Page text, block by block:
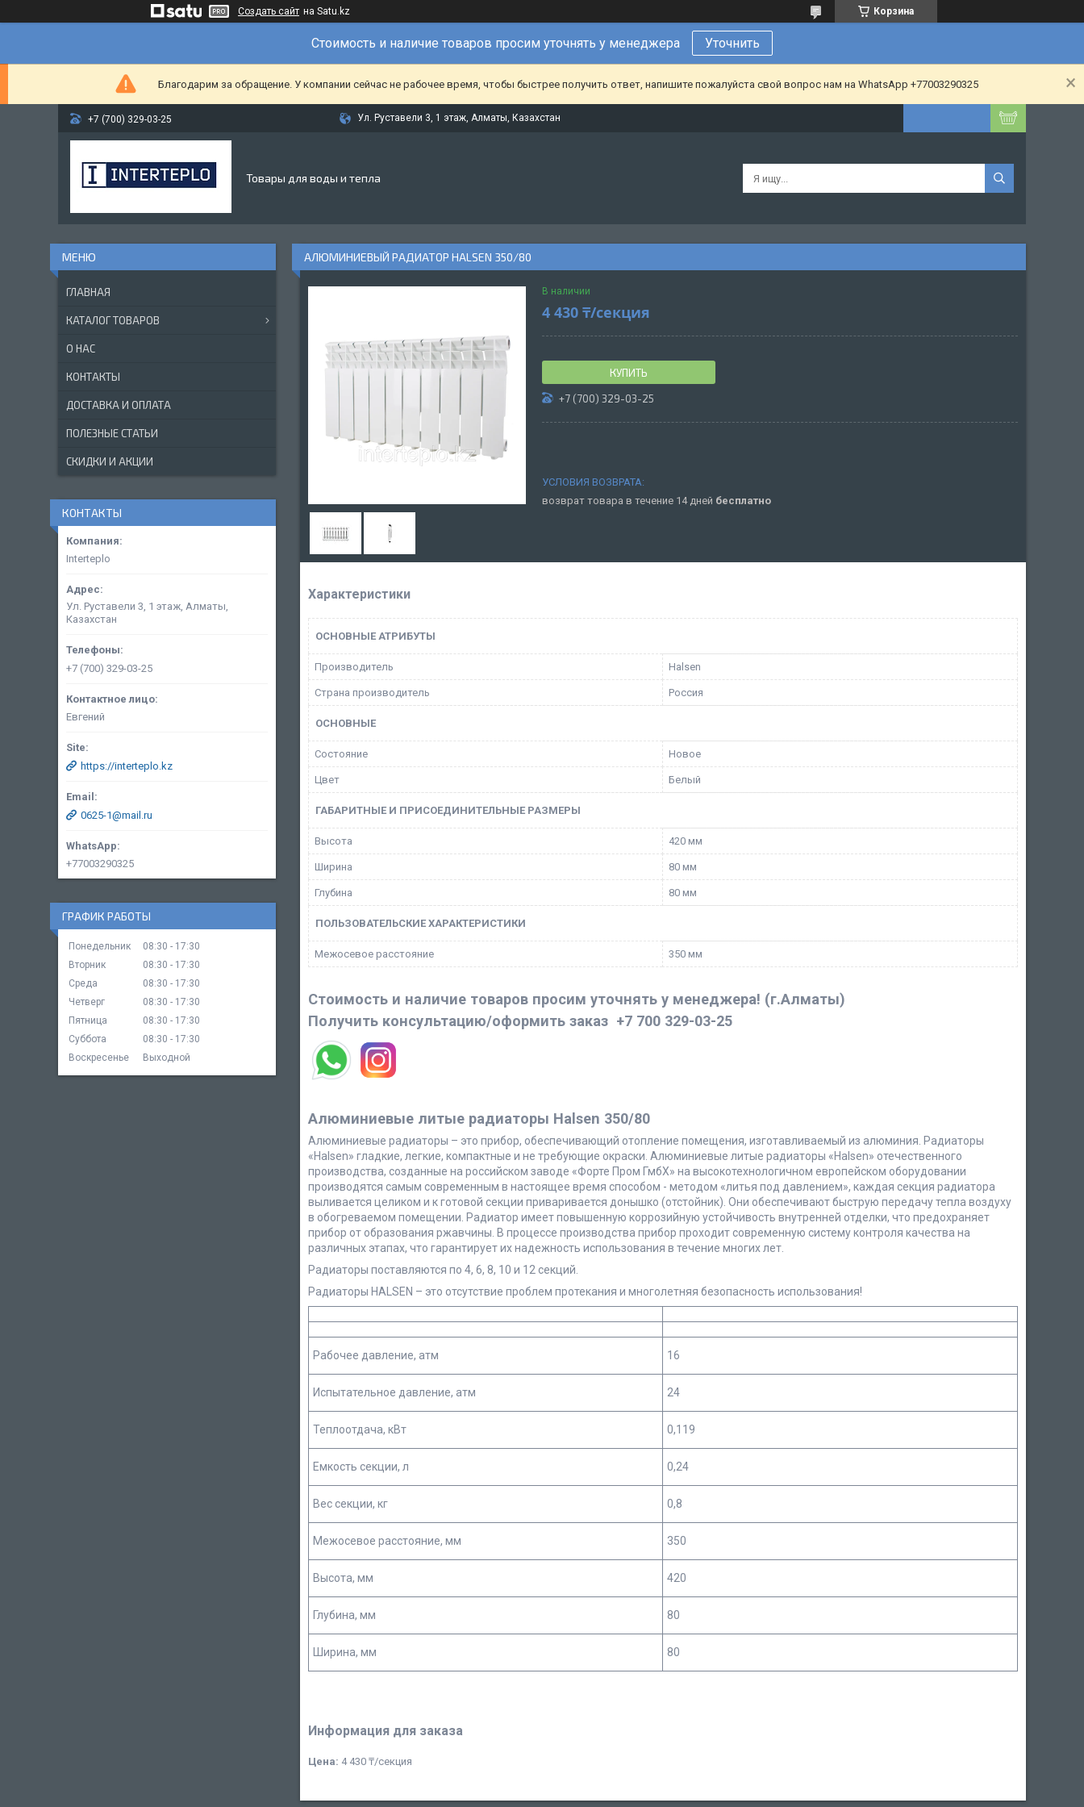
Создать сайт на Satu.kz Корзина
Стоимость и наличие товаров просим уточнять у менеджера Уточнить
Благодарим за обращение. У компании сейчас не рабочее время, чтобы быстрее получить ответ, напишите пожалуйста свой вопрос нам на WhatsApp +77003290325
+7 (700) 329-03-25 Ул. Руставели 3, 1 этаж, Алматы, Казахстан
Товары для воды и тепла
АЛЮМИНИЕВЫЙ РАДИАТОР HALSEN 350/80
В наличии
4 430 ₸/секция
КУПИТЬ
+7 (700) 329-03-25
возврат товара в течение 14 дней бесплатно
Характеристики
ОСНОВНЫЕ АТРИБУТЫ
Производитель Halsen
Страна производитель Россия
ОСНОВНЫЕ
Состояние Новое
Цвет Белый
ГАБАРИТНЫЕ И ПРИСОЕДИНИТЕЛЬНЫЕ РАЗМЕРЫ
Высота 420 мм
Ширина 80 мм
Глубина 80 мм
ПОЛЬЗОВАТЕЛЬСКИЕ ХАРАКТЕРИСТИКИ
Межосевое расстояние 350 мм
Стоимость и наличие товаров просим уточнять у менеджера! (г.Алматы)
Получить консультацию/оформить заказ +7 700 329-03-25
Алюминиевые литые радиаторы Halsen 350/80
Алюминиевые радиаторы – это прибор, обеспечивающий отопление помещения, изготавливаемый из алюминия. Радиаторы
«Halsen» гладкие, легкие, компактные и не требующие окраски. Алюминиевые литые радиаторы «Halsen» отечественного
производства, созданные на российском заводе «Форте Пром ГмбХ» на высокотехнологичном европейском оборудовании
производятся самым современным в настоящее время способом - методом «литья под давлением», каждая секция радиатора
выливается целиком и к готовой секции приваривается донышко (отстойник). Они обеспечивают быструю передачу тепла воздуху
в обогреваемом помещении. Радиатор имеет повышенную коррозийную устойчивость внутренней отделки, что предохраняет
прибор от образования ржавчины. В процессе производства прибор проходит современную систему контроля качества на
различных этапах, что гарантирует их надежность использования в течение многих лет.
Радиаторы поставляются по 4, 6, 8, 10 и 12 секций.
Радиаторы HALSEN – это отсутствие проблем протекания и многолетняя безопасность использования!
Рабочее давление, атм 16
Испытательное давление, атм 24
Теплоотдача, кВт 0,119
Емкость секции, л 0,24
Вес секции, кг 0,8
Межосевое расстояние, мм 350
Высота, мм 420
Глубина, мм 80
Ширина, мм 80
Информация для заказа
Цена: 4 430 ₸/секция
ГЛАВНАЯ
КАТАЛОГ ТОВАРОВ
О НАС
КОНТАКТЫ
ДОСТАВКА И ОПЛАТА
ПОЛЕЗНЫЕ СТАТЬИ
СКИДКИ И АКЦИИ
КОНТАКТЫ
Interteplo
Ул. Руставели 3, 1 этаж, Алматы,
Казахстан
+7 (700) 329-03-25
Евгений
https://interteplo.kz
0625-1@mail.ru
+77003290325
ГРАФИК РАБОТЫ
Понедельник 08:30
17:30
Вторник
08:30
17:30
Среда
08:30
17:30
Четверг
08:30
17:30
Пятница
08:30
17:30
Суббота
08:30
17:30
Воскресенье
Выходной